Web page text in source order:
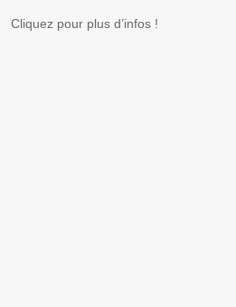
Cliquez pour plus d’infos !